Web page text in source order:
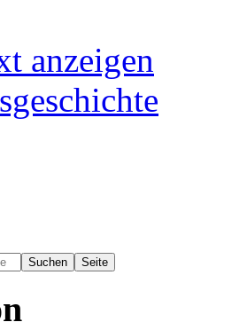
anzeigen